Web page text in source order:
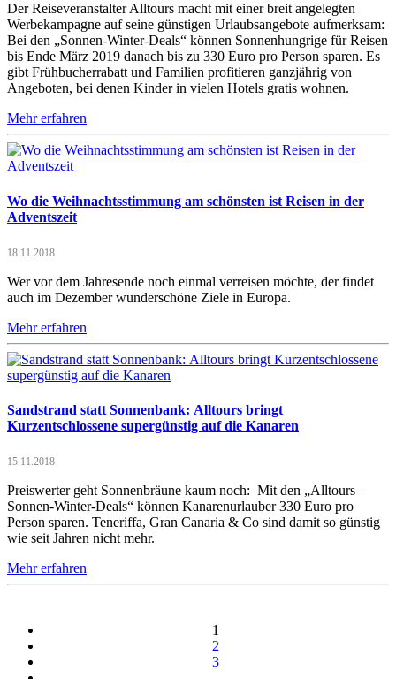
Der Reiseveranstalter Alltours macht mit einer breit angelegten
Werbekampagne auf seine günstigen Urlaubsangebote aufmerksam:
Bei den „Sonnen-Winter-Deals“ können Sonnenhungrige für Reisen
bis Ende März 2019 danach bis zu 330 Euro pro Person sparen. Es
gibt Frühbucherrabatt und Familien profitieren ganzjährig von
Angeboten, bei denen Kinder in vielen Hotels gratis wohnen.
Mehr erfahren
Wo die Weihnachtsstimmung am schönsten ist Reisen in der
Adventszeit
18.11.2018
Wer vor dem Jahresende noch einmal verreisen möchte, der findet
auch im Dezember wunderschöne Ziele in Europa.
Mehr erfahren
Sandstrand statt Sonnenbank: Alltours bringt
Kurzentschlossene supergünstig auf die Kanaren
15.11.2018
Preiswerter geht Sonnenbräune kaum noch: Mit den „Alltours–
Sonnen-Winter-Deals“ können Kanarenurlauber 330 Euro pro
Person sparen. Teneriffa, Gran Canaria & Co sind damit so günstig
wie seit Jahren nicht mehr.
Mehr erfahren
1
2
3